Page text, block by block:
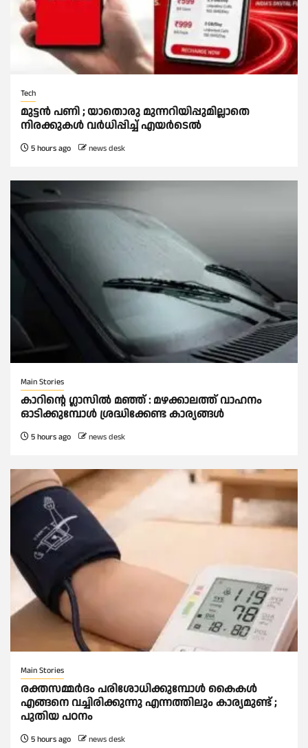
Tech
മുട്ടൻ പണി ; യാതൊരു മുന്നറിയിപ്പുമില്ലാതെ
നിരക്കുകള്‍ വർധിപ്പിച്ച്‌ എയർടെല്‍
5 hours ago news desk
Main Stories
കാറിൻ്റെ ഗ്ലാസിൽ മഞ്ഞ് : മഴക്കാലത്ത് വാഹനം
ഓടിക്കുമ്പോള്‍ ശ്രദ്ധിക്കേണ്ട കാര്യങ്ങൾ
5 hours ago news desk
Main Stories
രക്തസമ്മര്‍ദം പരിശോധിക്കുമ്പോള്‍ കൈകള്‍
എങ്ങനെ വച്ചിരിക്കുന്നു എന്നത്തിലും കാര്യമുണ്ട് ;
പുതിയ പഠനം
5 hours ago news desk